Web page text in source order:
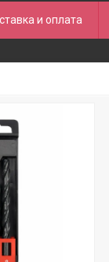
и оплата